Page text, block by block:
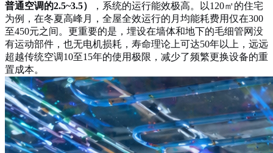
普通空调的2.5~3.5）
，系统的运行能效极高。以120㎡的住宅
为例，在冬夏高峰月，全屋全效运行的月均能耗费用仅在300
至450元之间。更重要的是，埋设在墙体和地下的毛细管网没
有运动部件，也无电机损耗，寿命理论上可达50年以上，远远
超越传统空调10至15年的使用极限，减少了频繁更换设备的重
置成本。